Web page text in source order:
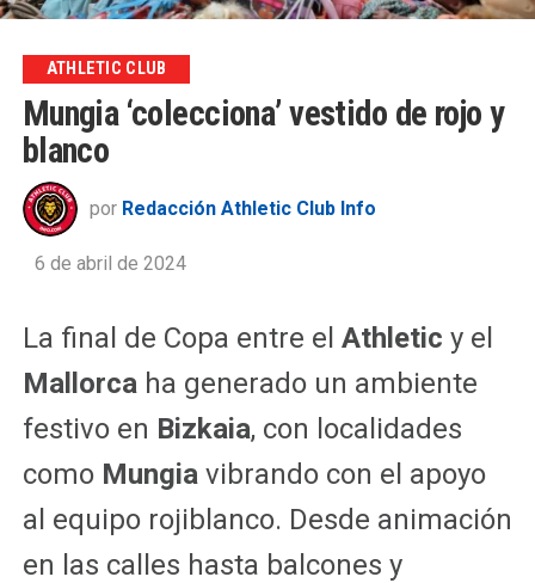
ATHLETIC CLUB
Mungia ‘colecciona’ vestido de rojo y
blanco
por Redacción Athletic Club Info
6 de abril de 2024
La final de Copa entre el Athletic y el
Mallorcaha generado un ambiente
festivo en Bizkaia, con localidades
como Mungiavibrando con el apoyo
al equipo rojiblanco. Desde animación
en las calles hasta balcones y